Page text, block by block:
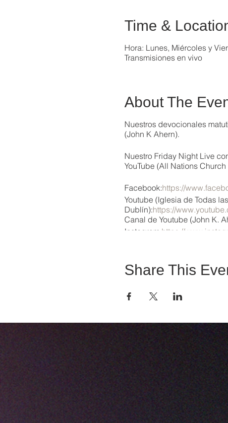
Time &
Hora: Lunes, Miércoles y
Transmisiones en vivo
About The
Nuestros devocionales
(John K Ahern).
Nuestro Friday Night Live
YouTube (All Nations
Facebook:https://
Youtube (Iglesia de Todas
Dublín):https://
Canal de Youtube (John K.
Instagram: https://
Share This